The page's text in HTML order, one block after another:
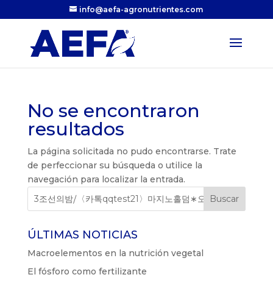
info@aefa-agronutrientes.com
No se encontraron
resultados
La página solicitada no pudo encontrarse. Trate
de perfeccionar su búsqueda o utilice la
navegación para localizar la entrada.
ÚLTIMAS NOTICIAS
Macroelementos en la nutrición vegetal
El fósforo como fertilizante